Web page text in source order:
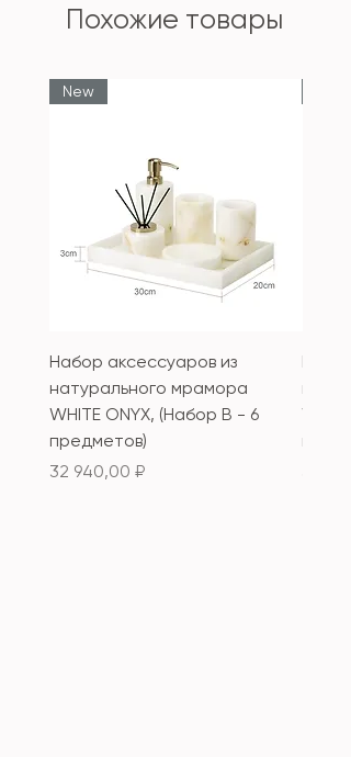
Похожие товары
New
Набор аксессуаров из
натурального мрамора
WHITE ONYX, (Набор B - 6
предметов)
Цена
32 940,00 ₽